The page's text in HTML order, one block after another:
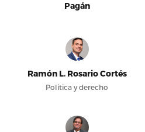
Pagán
Ramón L. Rosario Cortés
Política y derecho